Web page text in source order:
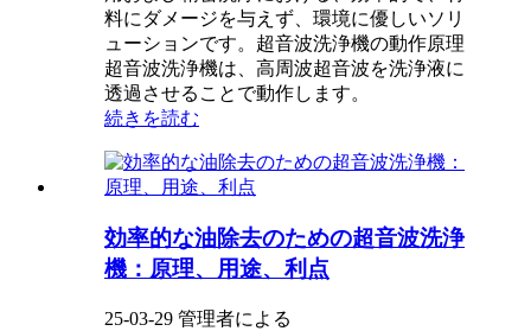
料にダメージを与えず、環境に優しいソリ
ューションです。超音波洗浄機の動作原理
超音波洗浄機は、高周波超音波を洗浄液に
透過させることで動作します。
続きを読む
効率的な油除去のための超音波洗浄
機：原理、用途、利点
25-03-29 管理者による